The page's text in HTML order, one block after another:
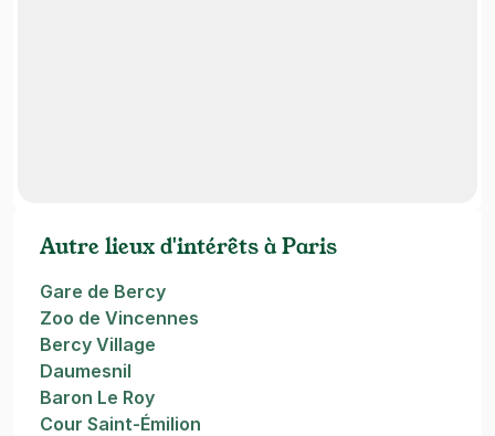
Autre lieux d'intérêts à Paris
Gare de Bercy
Zoo de Vincennes
Bercy Village
Daumesnil
Baron Le Roy
Cour Saint-Émilion